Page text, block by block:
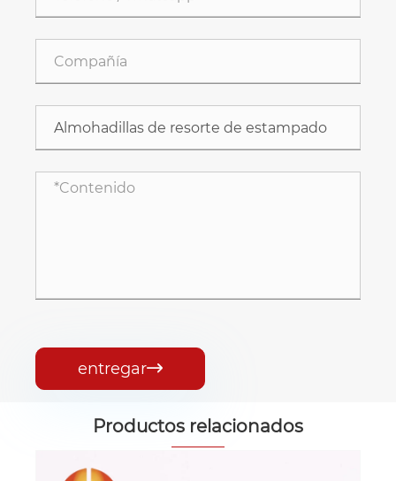
entregar
Productos relacionados